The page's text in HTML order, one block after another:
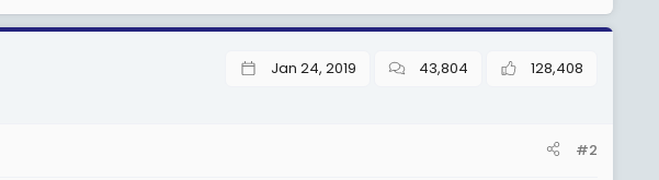
Jan 24, 2019 43,804 128,408
#2